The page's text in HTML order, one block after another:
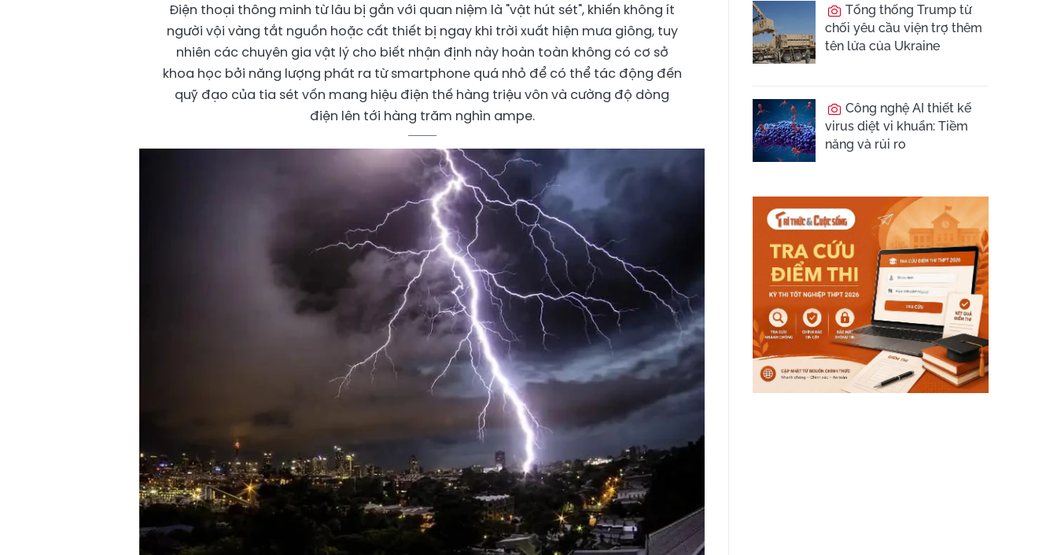
Điện thoại thông minh từ lâu bị gắn với quan niệm là "vật hút sét", khiến không ít
người vội vàng tắt nguồn hoặc cất thiết bị ngay khi trời xuất hiện mưa giông, tuy
nhiên các chuyên gia vật lý cho biết nhận định này hoàn toàn không có cơ sở
khoa học bởi năng lượng phát ra từ smartphone quá nhỏ để có thể tác động đến
quỹ đạo của tia sét vốn mang hiệu điện thế hàng triệu vôn và cường độ dòng
điện lên tới hàng trăm nghìn ampe.
Tổng thống Trump từ
chối yêu cầu viện trợ thêm
tên lửa của Ukraine
Công nghệ AI thiết kế
virus diệt vi khuẩn: Tiềm
năng và rủi ro